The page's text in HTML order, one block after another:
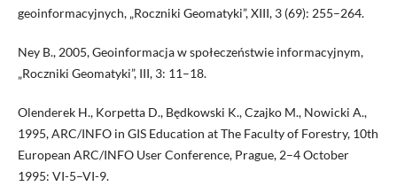
geoinformacyjnych, „Roczniki Geomatyki”, XIII, 3 (69): 255–264.
Ney B., 2005, Geoinformacja w społeczeństwie informacyjnym,
„Roczniki Geomatyki”, III, 3: 11–18.
Olenderek H., Korpetta D., Będkowski K., Czajko M., Nowicki A.,
1995, ARC/INFO in GIS Education at The Faculty of Forestry, 10th
European ARC/INFO User Conference, Prague, 2–4 October
1995: VI-5–VI-9.